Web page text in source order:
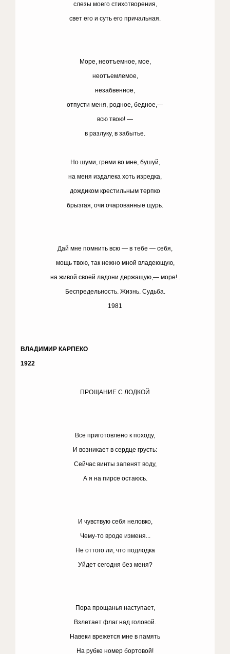
слезы моего стихотворения,
свет его и суть его причальная.
Море, неотъемное, мое,
неотъемлемое,
незабвенное,
отпусти меня, родное, бедное,—
всю твою! —
в разлуку, в забытье.
Но шуми, греми во мне, бушуй,
на меня издалека хоть изредка,
дождиком крестильным терпко
брызгая, очи очарованные щурь.
Дай мне помнить всю — в тебе — себя,
мощь твою, так нежно мной владеющую,
на живой своей ладони держащую,— море!..
Беспредельность. Жизнь. Судьба.
1981
ВЛАДИМИР КАРПЕКО
1922
ПРОЩАНИЕ С ЛОДКОЙ
Все приготовлено к походу,
И возникает в сердце грусть:
Сейчас винты запенят воду,
А я на пирсе остаюсь.
И чувствую себя неловко,
Чему-то вроде изменя...
Не оттого ли, что подлодка
Уйдет сегодня без меня?
Пора прощанья наступает,
Взлетает флаг над головой.
Навеки врежется мне в память
На рубке номер бортовой!